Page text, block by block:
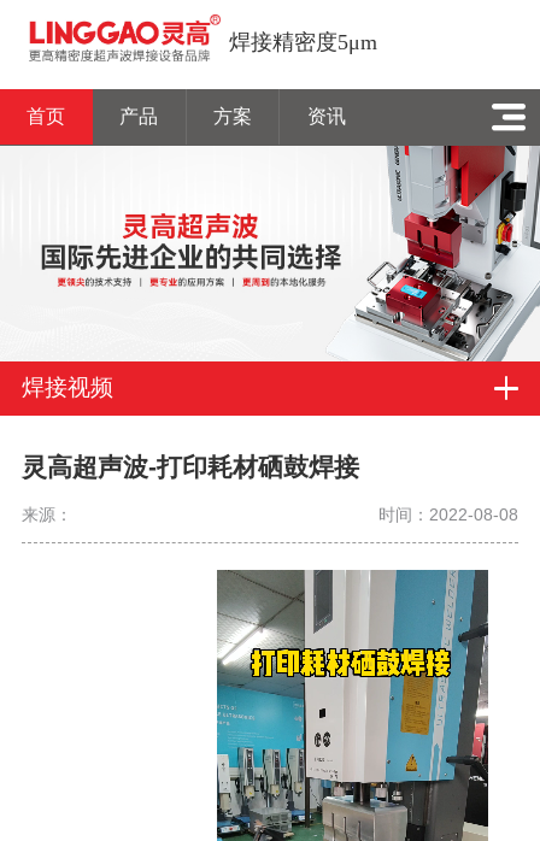
焊接精密度5μm
首页 产品 方案 资讯
焊接视频
灵高超声波-打印耗材硒鼓焊接
来源： 时间：2022-08-08